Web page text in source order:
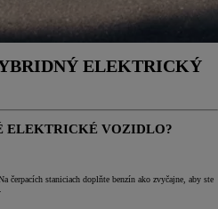
ELEKTRICKÝ
ELEKTRICKÉ VOZIDLO?
čerpacích staniciach doplňte benzín ako zvyčajne, aby ste